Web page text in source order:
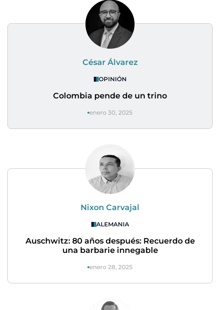
César Álvarez
OPINIÓN
Colombia pende de un trino
enero 30, 2025
Nixon Carvajal
ALEMANIA
Auschwitz: 80 años después: Recuerdo de
una barbarie innegable
enero 28, 2025